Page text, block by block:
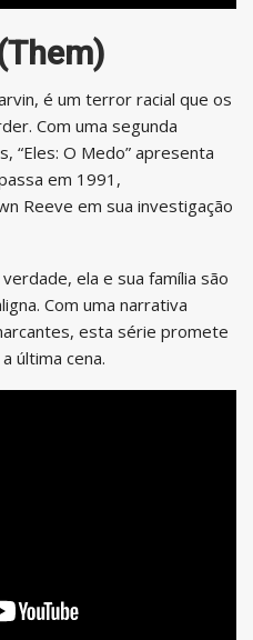
é um terror racial que os
Com uma segunda
“Eles: O Medo” apresenta
em 1991,
Reeve em sua investigação
ela e sua família são
Com uma narrativa
esta série promete
última cena.